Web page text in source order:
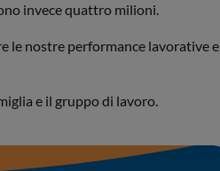
invece quattro milioni.
le nostre performance lavorative e
e il gruppo di lavoro.